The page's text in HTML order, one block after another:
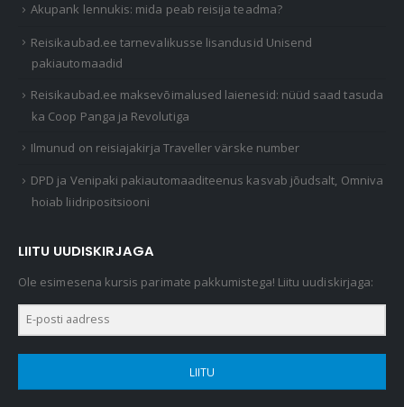
Akupank lennukis: mida peab reisija teadma?
Reisikaubad.ee tarnevalikusse lisandusid Unisend
pakiautomaadid
Reisikaubad.ee maksevõimalused laienesid: nüüd saad tasuda
ka Coop Panga ja Revolutiga
Ilmunud on reisiajakirja Traveller värske number
DPD ja Venipaki pakiautomaaditeenus kasvab jõudsalt, Omniva
hoiab liidripositsiooni
LIITU UUDISKIRJAGA
Ole esimesena kursis parimate pakkumistega! Liitu uudiskirjaga:
LIITU